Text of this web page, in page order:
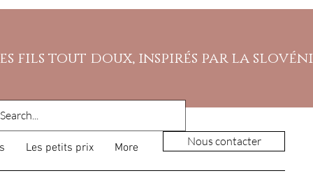
fils tout doux, inspirés par la
Les petits prix More Nous contacter